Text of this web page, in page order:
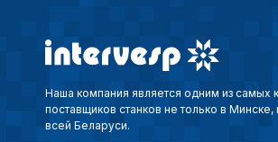
Наша компания является одним из самых
поставщиков станков не только в Минске,
всей Беларуси.